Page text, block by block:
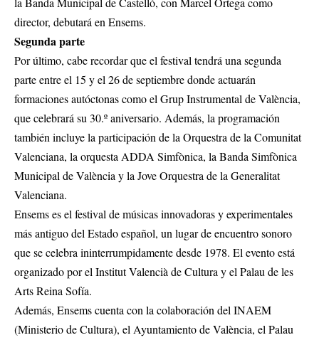
director, debutará en Ensems.
Segunda parte
Por último, cabe recordar que el festival tendrá una segunda
parte entre el 15 y el 26 de septiembre donde actuarán
formaciones autóctonas como el Grup Instrumental de València,
que celebrará su 30.º aniversario. Además, la programación
también incluye la participación de la Orquestra de la Comunitat
Valenciana, la orquesta ADDA Simfònica, la Banda Simfònica
Municipal de València y la Jove Orquestra de la Generalitat
Valenciana.
Ensems es el festival de músicas innovadoras y experimentales
más antiguo del Estado español, un lugar de encuentro sonoro
que se celebra ininterrumpidamente desde 1978. El evento está
organizado por el Institut Valencià de Cultura y el Palau de les
Arts Reina Sofía.
Además, Ensems cuenta con la colaboración del INAEM
(Ministerio de Cultura), el Ayuntamiento de València, el Palau